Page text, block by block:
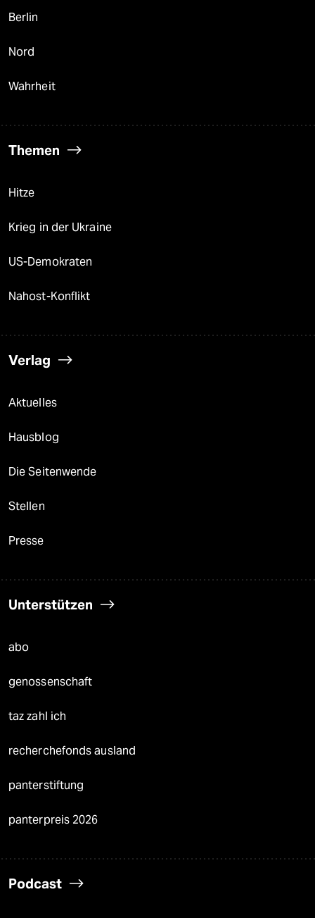
Berlin
Nord
Wahrheit
Themen
Hitze
Krieg in der Ukraine
US-Demokraten
Nahost-Konflikt
Verlag
Aktuelles
Hausblog
Die Seitenwende
Stellen
Presse
Unterstützen
abo
genossenschaft
taz zahl ich
recherchefonds ausland
panterstiftung
panterpreis 2026
Podcast